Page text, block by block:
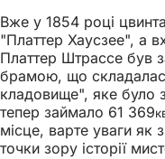
Вже у 1854 році
"Платтер Хаусзее", а
Платтер Штрассе був
брамою, що
кладовище", яке було
тепер займало 61 369
місце, варте уваги як
точки зору історії